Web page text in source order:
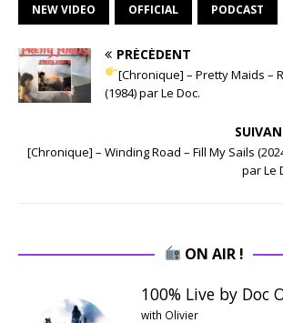
NEW VIDEO OFFICIAL PODCAST
PRÉCÉDENT
[Chronique] – Pretty Maids –
(1984) par Le Doc.
[Chronique] – Winding Road – Fill My Sails
par Le
ON AIR !
100% Live by Doc
with Olivier